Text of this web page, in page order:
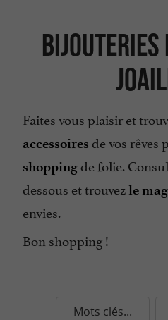
Faites vous plaisir et
accessoires de vos rêves
shoppingde folie.
dessous et trouvezle
envies.
Bon shopping !
Mots clés...